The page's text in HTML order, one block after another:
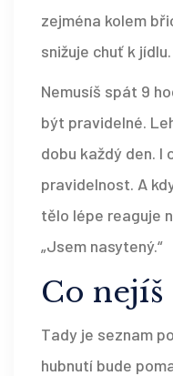
zejména kolem
snižuje chuť k jídlu.
Nemusíš spát 9
být pravidelné.
dobu každý den. I
pravidelnost. A
tělo lépe reaguje
„Jsem nasytený.“
Co nejíš
Tady je seznam
hubnutí bude